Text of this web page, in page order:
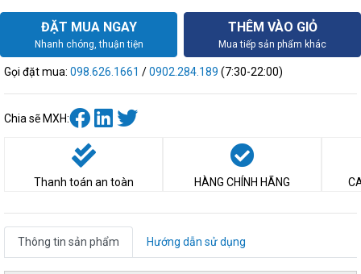
ĐẶT MUA NGAY
Nhanh chóng, thuận tiện
THÊM VÀO GIỎ
Mua tiếp sản phẩm khác
Gọi đặt mua: 098.626.1661 /0902.284.189 (7:30-22:00)
Chia sẽ MXH:
Thanh toán an toàn HÀNG CHÍNH HÃNG
Thông tin sản phẩm Hướng dẫn sử dụng